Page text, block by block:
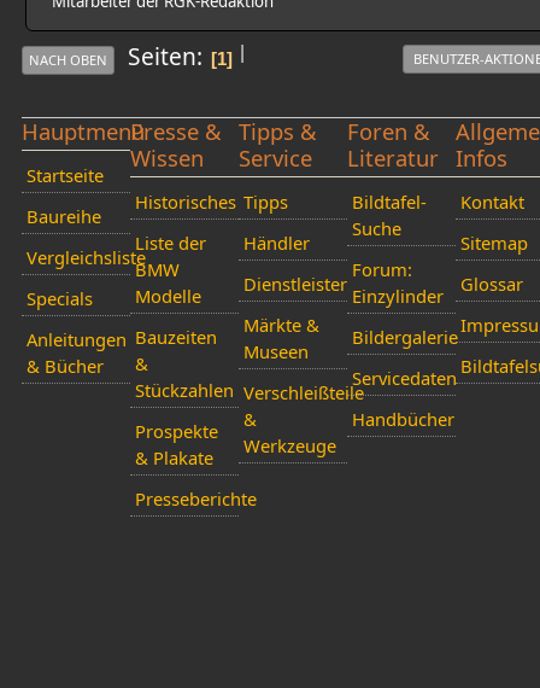
|
NACH OBEN Seiten 1 BENUTZER-
Hauptmenü
Startseite
Baureihe
Vergleichsliste
Specials
Anleitungen
& Bücher
Presse &
Wissen
Historisches
Liste der
BMW
Modelle
Bauzeiten
&
Stückzahlen
Prospekte
& Plakate
Presseberichte
Tipps &
Service
Tipps
Händler
Dienstleister
Märkte &
Museen
Verschleißteile
&
Werkzeuge
Foren &
Literatur
Bildtafel-
Suche
Forum:
Einzylinder
Bildergalerie
Servicedaten
Handbücher
Infos
Kontakt
Sitemap
Glossar